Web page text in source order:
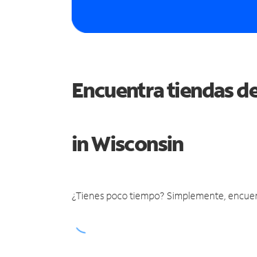
Encuentra tiendas
in Wisconsin
¿Tienes poco tiempo? Simplemente,